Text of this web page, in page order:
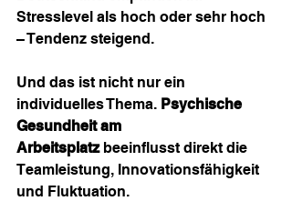
Stresslevel als hoch oder sehr hoch
– Tendenz steigend.
Und das ist nicht nur ein
individuelles Thema. Psychische
Gesundheit am
Arbeitsplatz beeinflusst direkt die
Teamleistung, Innovationsfähigkeit
und Fluktuation.